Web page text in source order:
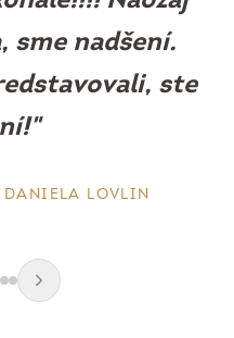
sedia ako
obrovskú